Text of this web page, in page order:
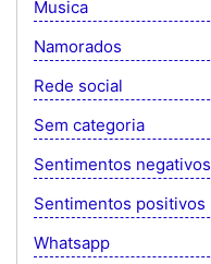
Musica
Namorados
Rede social
Sem categoria
Sentimentos negativos
Sentimentos positivos
Whatsapp